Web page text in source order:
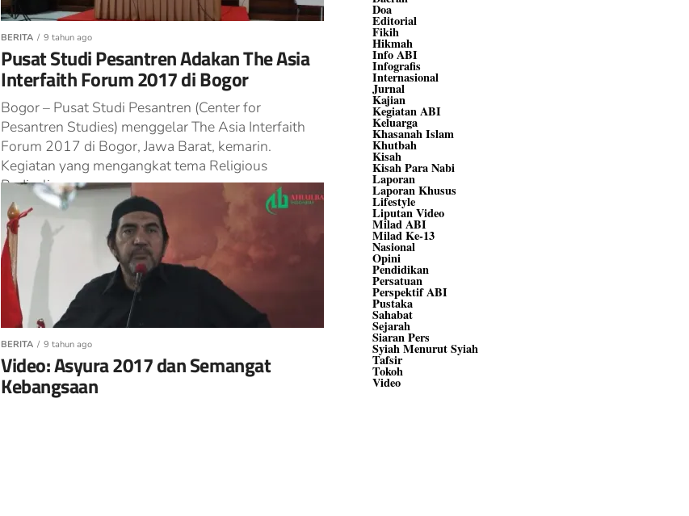
BERITA 9 tahun ago
Pusat Studi Pesantren Adakan The Asia
Interfaith Forum 2017 di Bogor
Bogor – Pusat Studi Pesantren (Center for
Pesantren Studies) menggelar The Asia Interfaith
Forum 2017 di Bogor, Jawa Barat, kemarin.
Kegiatan yang mengangkat tema Religious
Radicalism...
BERITA 9 tahun ago
Video: Asyura 2017 dan Semangat
Kebangsaan
Doa
Editorial
Fikih
Hikmah
Info ABI
Infografis
Internasional
Jurnal
Kajian
Kegiatan ABI
Keluarga
Khasanah Islam
Khutbah
Kisah
Kisah Para Nabi
Laporan
Laporan Khusus
Lifestyle
Liputan Video
Milad ABI
Milad Ke-13
Nasional
Opini
Pendidikan
Persatuan
Perspektif ABI
Pustaka
Sahabat
Sejarah
Siaran Pers
Syiah Menurut Syiah
Tafsir
Tokoh
Video